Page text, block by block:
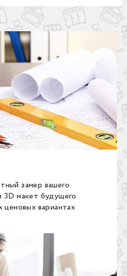
замер вашего
макет будущего
ценовых вариантах